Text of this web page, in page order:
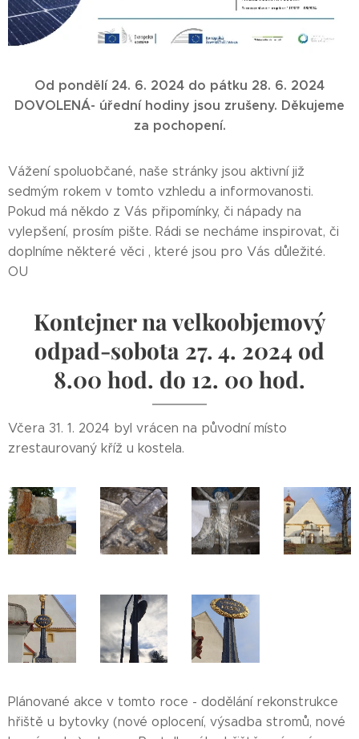
Od pondělí 24. 6. 2024 do pátku 28. 6. 2024
DOVOLENÁ- úřední hodiny jsou zrušeny. Děkujeme
za pochopení.
Vážení spoluobčané, naše stránky jsou aktivní již
sedmým rokem v tomto vzhledu a informovanosti.
Pokud má někdo z Vás připomínky, či nápady na
vylepšení, prosím pište. Rádi se necháme inspirovat, či
doplníme některé věci , které jsou pro Vás důležité.
OU
Kontejner na velkoobjemový
odpad-sobota 27. 4. 2024 od
8.00 hod. do 12. 00 hod.
Včera 31. 1. 2024 byl vrácen na původní místo
zrestaurovaný kříž u kostela.
Plánované akce v tomto roce - dodělání rekonstrukce
hřiště u bytovky (nové oplocení, výsadba stromů, nové